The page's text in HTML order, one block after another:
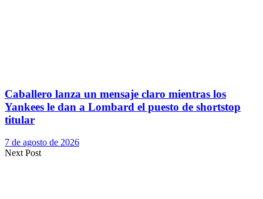
Caballero lanza un mensaje claro mientras los
Yankees le dan a Lombard el puesto de shortstop
titular
7 de agosto de 2026
Next Post